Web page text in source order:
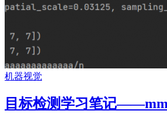
机器视觉
目标检测学习笔记